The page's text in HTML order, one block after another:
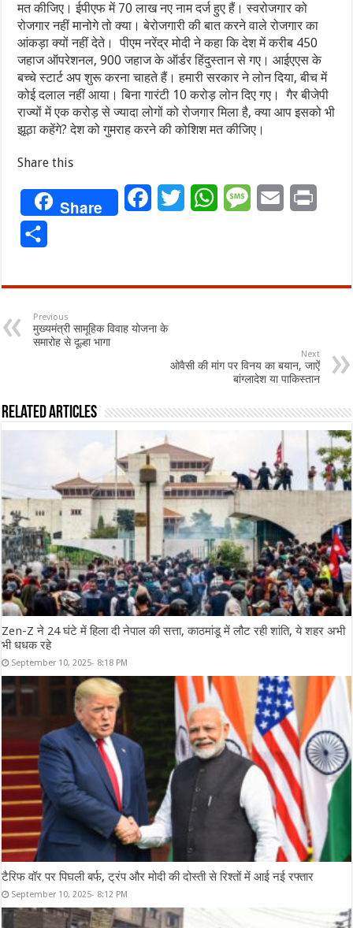
मत कीजिए। ईपीएफ में 70 लाख नए नाम दर्ज हुए हैं। स्वरोजगार को
रोजगार नहीं मानोगे तो क्या। बेरोजगारी की बात करने वाले रोजगार का
आंकड़ा क्यों नहीं देते। पीएम नरेंद्र मोदी ने कहा कि देश में करीब 450
जहाज ऑपरेशनल, 900 जहाज के ऑर्डर हिंदुस्तान से गए। आईएएस के
बच्चे स्टार्ट अप शुरू करना चाहते हैं। हमारी सरकार ने लोन दिया, बीच में
कोई दलाल नहीं आया। बिना गारंटी 10 करोड़ लोन दिए गए। गैर बीजेपी
राज्यों में एक करोड़ से ज्यादा लोगों को रोजगार मिला है, क्या आप इसको भी
झूठा कहेंगे? देश को गुमराह करने की कोशिश मत कीजिए।
Share this
Share FacebookTwitterWhatsAppMessageEmail
Previous
मुख्यमंत्री सामूहिक विवाह योजना के
समारोह से दूल्हा भागा
Next
ओवैसी की मांग पर विनय का बयान, जाऐं
बांग्लादेश या पाकिस्तान
Related Articles
Zen-Z ने 24 घंटे में हिला दी नेपाल की सत्ता, काठमांडू में लौट रही शांति, ये शहर अभी
भी धधक रहे
September 10, 2025- 8:18 PM
टैरिफ वॉर पर पिघली बर्फ, ट्रंप और मोदी की दोस्ती से रिश्तों में आई नई रफ्तार
September 10, 2025- 8:12 PM